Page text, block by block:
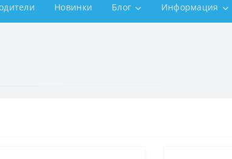
Новинки Блог Информация